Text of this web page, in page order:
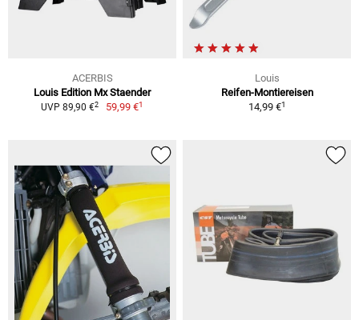
ACERBIS
Louis Edition Mx Staender
UVP 89,90 €2 59,99 €1
Louis
Reifen-Montiereisen
14,99 €1